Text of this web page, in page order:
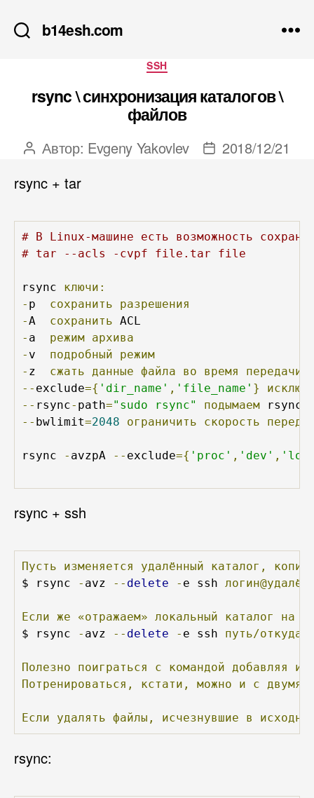
b14esh.com
Рубрики
SSH
rsync \ синхронизация каталогов \
файлов
Автор
Автор: Evgeny Yakovlev
Дата2018/12/21
rsync + tar
# В Linux-машине есть возможность
# tar --acls -cvpf file.tar file
rsync ключи:
- p сохранить
разрешения
-A сохранить
- a режим архива
- v подробный
режим
- z сжать данные файла во время
передачи
-- exclude={ 'dir_name' , 'file_name' }
-- rsync- path="sudo rsync" подымаем rsync
-- bwlimit=2048 ограничить скорость
rsync - avzpA -- exclude={ 'proc' , 'dev' ,
rsync + ssh
Пусть изменяется удалённый каталог,
$ rsync
- avz -- delete - e ssh
Если же «отражаем» локальный каталог на
$ rsync
- avz -- delete - e ssh путь/откуда/
Полезно поиграться с командой добавляя и
Потренироваться,
кстати, можно и с двумя
Если удалять файлы, исчезнувшие в
rsync: